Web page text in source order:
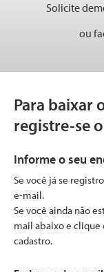
Solicite
ou
Para baixar
registre-se
Informe o seu
Se você já se
e-mail.
Se você ainda não
mail abaixo e
cadastro.